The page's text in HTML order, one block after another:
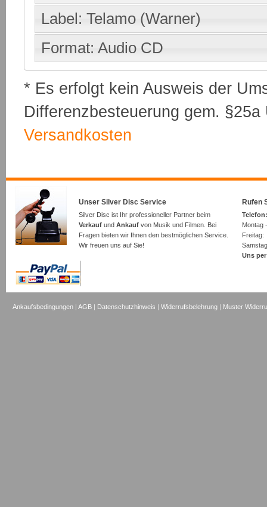
Label: Telamo (Warner)
Format: Audio CD
* Es erfolgt kein Ausweis der
Differenzbesteuerung gem.
Versandkosten
Unser Silver Disc Service
Silver Disc ist Ihr professioneller Partner beim
Verkauf und Ankauf von Musik und Filmen. Bei
Fragen bieten wir Ihnen den bestmöglichen Service.
Wir freuen uns auf Sie!
Rufen
Montag
Uns
Ankaufsbedingungen |AGB | Datenschutzhinweis |Widerrufsbelehrung | Muster